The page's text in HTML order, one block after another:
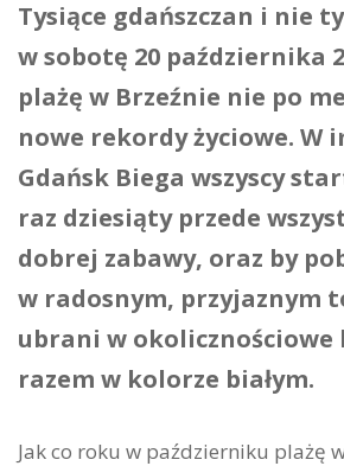
Tysiące gdańszczan i nie
w sobotę 20 października
plażę w Brzeźnie nie po
nowe rekordy życiowe. W
Gdańsk Biega wszyscy
raz dziesiąty przede
dobrej zabawy, oraz by
w radosnym, przyjaznym
ubrani w okolicznościowe
razem w kolorze białym.
Jak co roku w październiku plażę